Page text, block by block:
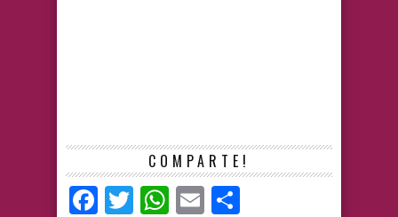
COMPARTE!
Facebook
TwitterWhatsApp
Email